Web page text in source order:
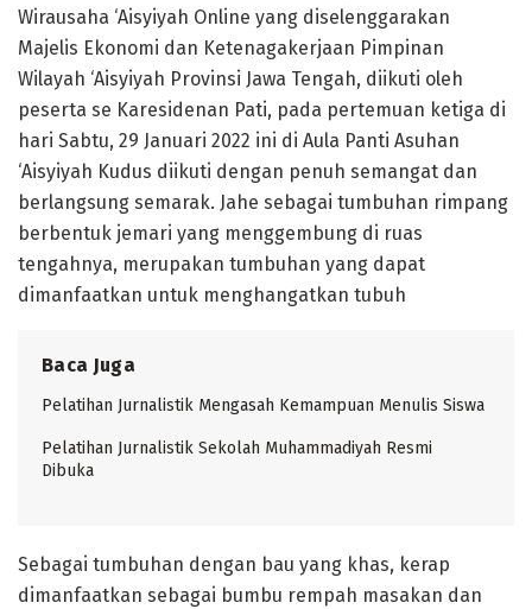
Wirausaha ‘Aisyiyah Online yang diselenggarakan
Majelis Ekonomi dan Ketenagakerjaan Pimpinan
Wilayah ‘Aisyiyah Provinsi Jawa Tengah, diikuti oleh
peserta se Karesidenan Pati, pada pertemuan ketiga di
hari Sabtu, 29 Januari 2022 ini di Aula Panti Asuhan
‘Aisyiyah Kudus diikuti dengan penuh semangat dan
berlangsung semarak. Jahe sebagai tumbuhan rimpang
berbentuk jemari yang menggembung di ruas
tengahnya, merupakan tumbuhan yang dapat
dimanfaatkan untuk menghangatkan tubuh
Baca Juga
Pelatihan Jurnalistik Mengasah Kemampuan Menulis Siswa
Pelatihan Jurnalistik Sekolah Muhammadiyah Resmi
Dibuka
Sebagai tumbuhan dengan bau yang khas, kerap
dimanfaatkan sebagai bumbu rempah masakan dan